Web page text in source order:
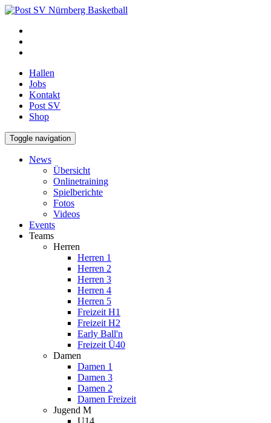
Hallen
Jobs
Kontakt
Post SV
Shop
Toggle navigation
News
Übersicht
Onlinetraining
Spielberichte
Fotos
Videos
Events
Teams
Herren
Herren 1
Herren 2
Herren 3
Herren 4
Herren 5
Freizeit H1
Freizeit H2
Early Ball'n
Freizeit Ü40
Damen
Damen 1
Damen 3
Damen 2
Damen Freizeit
Jugend M
U14